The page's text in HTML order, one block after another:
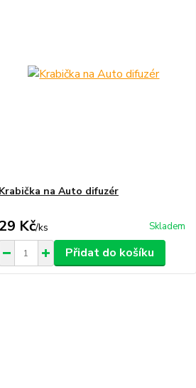
Krabička na Auto difuzér
29 Kč/ks Skladem
Přidat do košíku